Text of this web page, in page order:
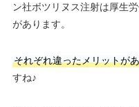
ン社ボツリヌス注射は厚生
があります。
それぞれ違ったメリットが
すね♪